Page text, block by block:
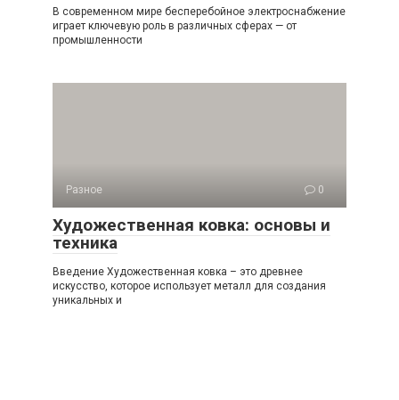
В современном мире бесперебойное электроснабжение
играет ключевую роль в различных сферах — от
промышленности
Разное 0
Художественная ковка: основы и
техника
Введение Художественная ковка – это древнее
искусство, которое использует металл для создания
уникальных и